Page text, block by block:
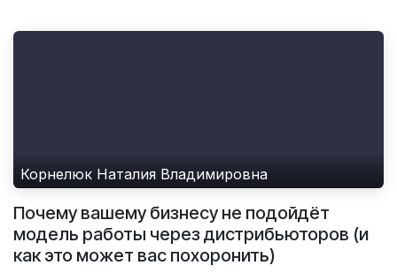
Корнелюк Наталия Владимировна
Почему вашему бизнесу не подойдёт
модель работы через дистрибьюторов (и
как это может вас похоронить)